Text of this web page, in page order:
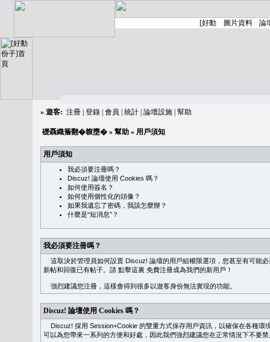
» 遊客: 注冊 登錄 會員 統計 論壇設施 幫助
礎聶織簷翻�䪖壅� » 幫助 » 用戶須知
用戶須知
我必須要注冊嗎？
Discuz! 論壇使用 Cookies 嗎？
如何使用簽名？
如何使用個性化的頭像？
如果我遺忘了密碼，我該怎麼辦？
什麼是“短消息”？
我必須要注冊嗎？
這取決於管理員如何設置 Discuz! 論壇的用戶組權限選項，您甚至有可能
新帖和回復已有帖子。請 點擊這裏 免費注冊成為我們的新用戶！
強烈建議您注冊，這樣會得到很多以遊客身份無法實現的功能。
Discuz! 論壇使用 Cookies 嗎？
Discuz! 採用 Session+Cookie 的雙重方式保存用戶資訊，以確保在各種環
可以為您帶來一系列的方便和好處，因此我們強烈建議您在正常情況下不要